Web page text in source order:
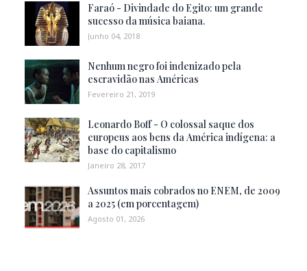
Faraó - Divindade do Egito: um grande
sucesso da música baiana.
Junho 04, 2018
Nenhum negro foi indenizado pela
escravidão nas Américas
Fevereiro 21, 2019
Leonardo Boff - O colossal saque dos
europeus aos bens da América indígena: a
base do capitalismo
Janeiro 28, 2017
Assuntos mais cobrados no ENEM, de 2009
a 2025 (em porcentagem)
Agosto 01, 2026